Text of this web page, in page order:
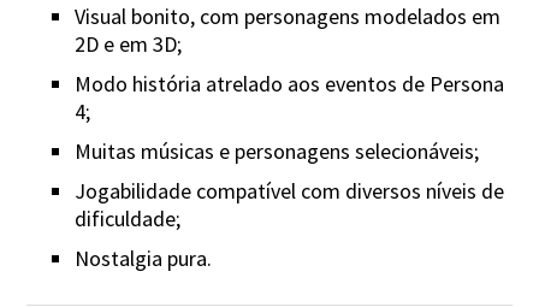
Visual bonito, com personagens modelados em
2D e em 3D;
Modo história atrelado aos eventos de Persona
4;
Muitas músicas e personagens selecionáveis;
Jogabilidade compatível com diversos níveis de
dificuldade;
Nostalgia pura.